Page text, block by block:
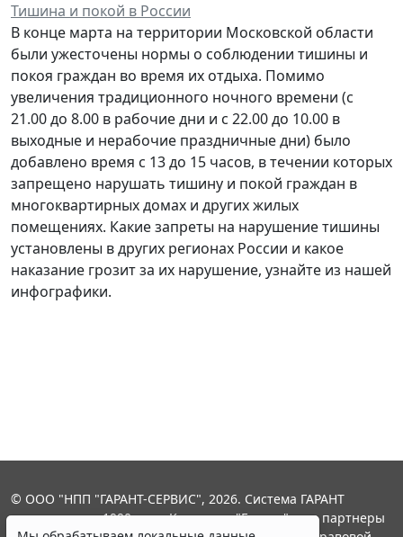
Тишина и покой в России
В конце марта на территории Московской области
были ужесточены нормы о соблюдении тишины и
покоя граждан во время их отдыха. Помимо
увеличения традиционного ночного времени (с
21.00 до 8.00 в рабочие дни и с 22.00 до 10.00 в
выходные и нерабочие праздничные дни) было
добавлено время с 13 до 15 часов, в течении которых
запрещено нарушать тишину и покой граждан в
многоквартирных домах и других жилых
помещениях. Какие запреты на нарушение тишины
установлены в других регионах России и какое
наказание грозит за их нарушение, узнайте из нашей
инфографики.
© ООО "НПП "ГАРАНТ-СЕРВИС", 2026. Система ГАРАНТ
выпускается с 1990 года. Компания "Гарант" и ее партнеры